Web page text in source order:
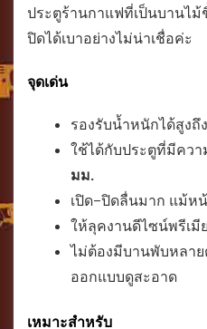
ประตูร้านกาแฟที่เป็นบานไม้
ปิดได้เบาอย่างไม่น่าเชื่อค่ะ
จุดเด่น
รองรับน้ำหนักได้สูงถึง
ใช้ได้กับประตูที่มีควา
มม.
เปิด–ปิดลื่นมาก แม้ห
ให้ลุคงานดีไซน์พรีเ
ไม่ต้องมีบานพับหลาย
ออกแบบดูสะอาด
เหมาะสำหรับ